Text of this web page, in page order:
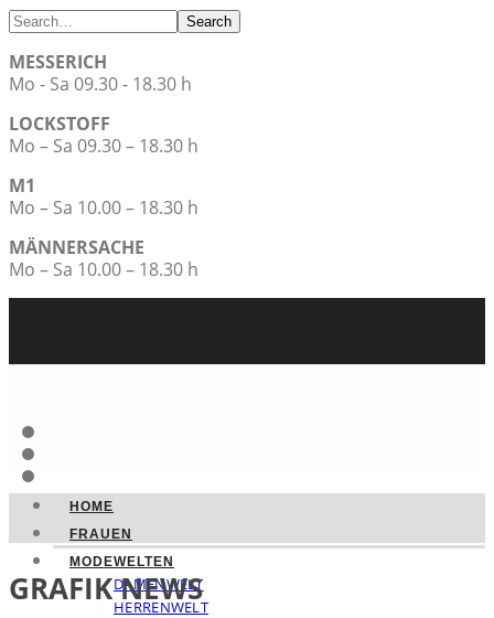
Search
MESSERICH
Mo - Sa 09.30 - 18.30 h
LOCKSTOFF
Mo – Sa 09.30 – 18.30 h
M1
Mo – Sa 10.00 – 18.30 h
MÄNNERSACHE
Mo – Sa 10.00 – 18.30 h
HOME
FRAUEN
MODEWELTEN
DAMENWELT
HERRENWELT
GRAFIK NEWS